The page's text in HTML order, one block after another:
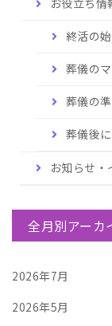
終活の
葬儀の
葬儀の
葬儀後
お知らせ・
全月別アーカ
2026年7月
2026年5月